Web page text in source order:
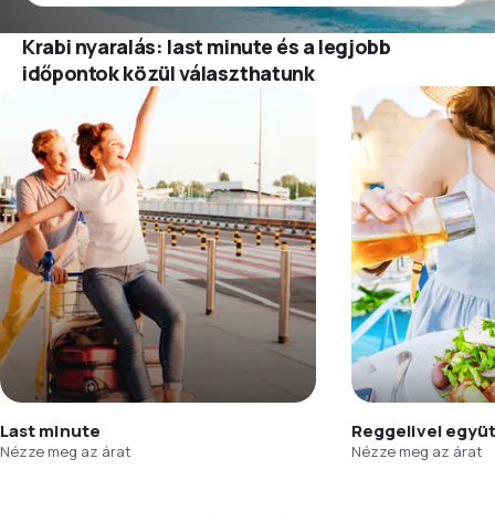
Krabi nyaralás: last minute és a legjobb
időpontok közül választhatunk
Last minute
Nézze meg az árat
Reggelivel
Nézze meg az árat